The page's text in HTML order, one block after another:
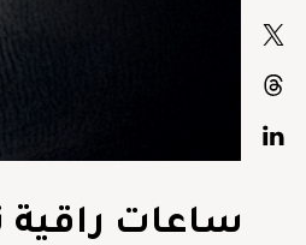
ساعات راقية